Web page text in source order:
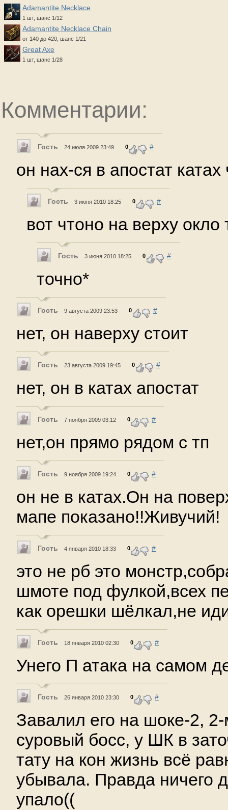
Adamantite Necklace
1 шт, шанс 1/12
Adamantite Necklace Chain
от 140 до 420, шанс 1/21
Great Axe
1 шт, шанс 1/28
Комментарии:
Гость 24 июля 2009 23:49 0 #
он нах-ся в апостат
Гость 3 июня 2010 18:25 0 #
вот чтоно на верху окло
Гость 3 июня 2010 18:25 0 #
точно*
Гость 9 августа 2009 23:53 0 #
нет, он наверху стоит
Гость 23 августа 2009 19:45 0 #
нет, он в катах апостат
Гость 7 ноября 2009 03:12 0 #
нет,он прямо рядом с тп
Гость 9 ноября 2009 19:24 0 #
он не в катах.Он на
мапе показано!!Живучий!
Гость 4 января 2010 18:33 0 #
это не рб это
шмоте под фулкой,всех
как орешки шёлкал,не
Гость 18 января 2010 02:30 0 #
Унего П атака на самом
Гость 26 января 2010 23:30 0 #
Завалил его на шоке-2,
суровый босс, у ШК в
тату на кон жизнь всё
убывала. Правда ничего
упало((